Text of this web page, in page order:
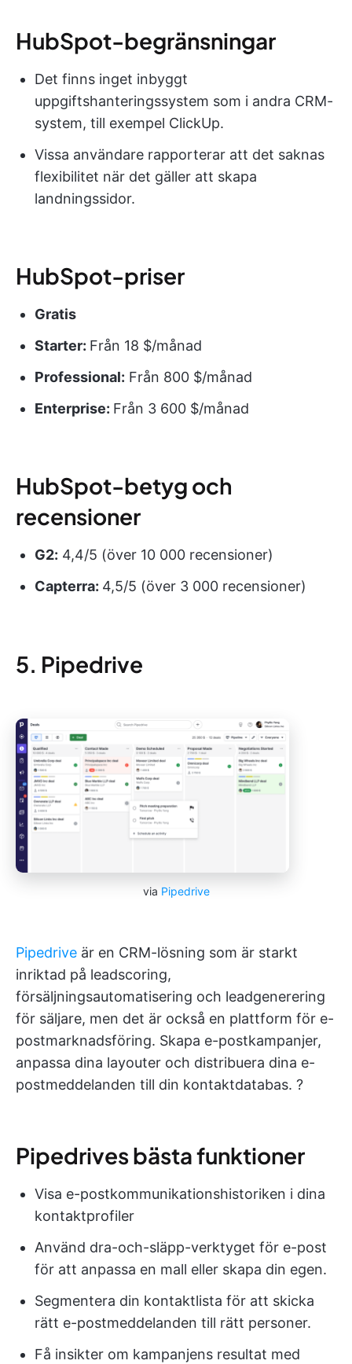
HubSpot-begränsningar
Det finns inget inbyggt
uppgiftshanteringssystem som i andra CRM-
system, till exempel ClickUp.
Vissa användare rapporterar att det saknas
flexibilitet när det gäller att skapa
landningssidor.
HubSpot-priser
Gratis
Starter: Från 18 $/månad
Professional: Från 800 $/månad
Enterprise: Från 3 600 $/månad
HubSpot-betyg och
recensioner
G2: 4,4/5 (över 10 000 recensioner)
Capterra: 4,5/5 (över 3 000 recensioner)
5. Pipedrive
via Pipedrive
Pipedrive är en CRM-lösning som är starkt
inriktad på leadscoring,
försäljningsautomatisering och leadgenerering
för säljare, men det är också en plattform för e-
postmarknadsföring. Skapa e-postkampanjer,
anpassa dina layouter och distribuera dina e-
postmeddelanden till din kontaktdatabas. ?
Pipedrives bästa funktioner
Visa e-postkommunikationshistoriken i dina
kontaktprofiler
Använd dra-och-släpp-verktyget för e-post
för att anpassa en mall eller skapa din egen.
Segmentera din kontaktlista för att skicka
rätt e-postmeddelanden till rätt personer.
Få insikter om kampanjens resultat med